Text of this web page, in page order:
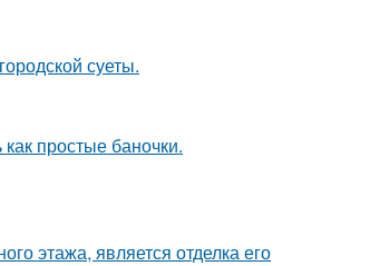
суеты.
простые баночки.
этажа, является отделка его